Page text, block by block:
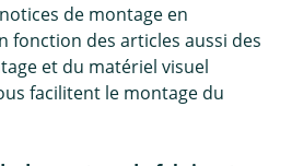
de montage en
fonction des articles aussi des
et du matériel visuel
facilitent le montage du